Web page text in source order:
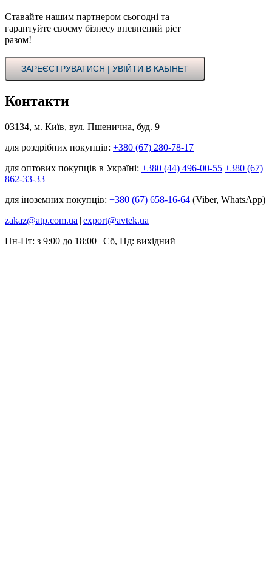
Ставайте нашим партнером сьогодні та
гарантуйте своєму бізнесу впевнений ріст
разом!
ЗАРЕЄСТРУВАТИСЯ | УВІЙТИ В КАБІНЕТ
Контакти
03134, м. Київ, вул. Пшенична, буд. 9
для роздрібних покупців: +380 (67) 280-78-17
для оптових покупців в Україні: +380 (44) 496-00-55 +380 (67)
862-33-33
для іноземних покупців: +380 (67) 658-16-64 (Viber, WhatsApp)
zakaz@atp.com.ua | export@avtek.ua
Пн-Пт: з 9:00 до 18:00 | Сб, Нд: вихідний